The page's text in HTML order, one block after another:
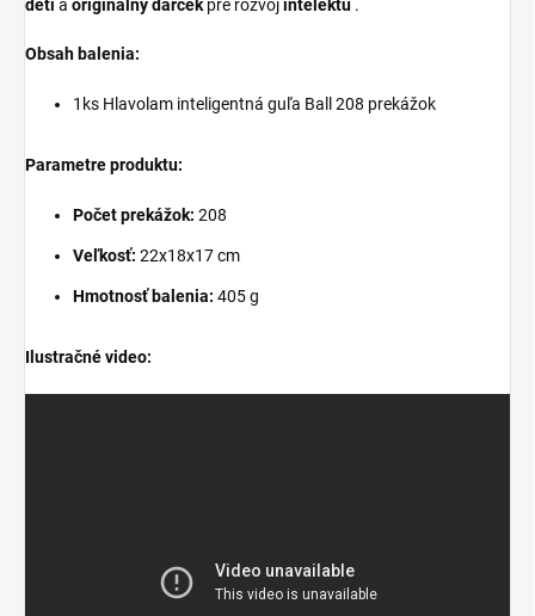
deti a originálny darček pre rozvojintelektu .
Obsah balenia:
1ks Hlavolam inteligentná guľa Ball 208 prekážok
Parametre produktu:
Počet prekážok: 208
Veľkosť: 22x18x17 cm
Hmotnosť balenia: 405 g
Ilustračné video: